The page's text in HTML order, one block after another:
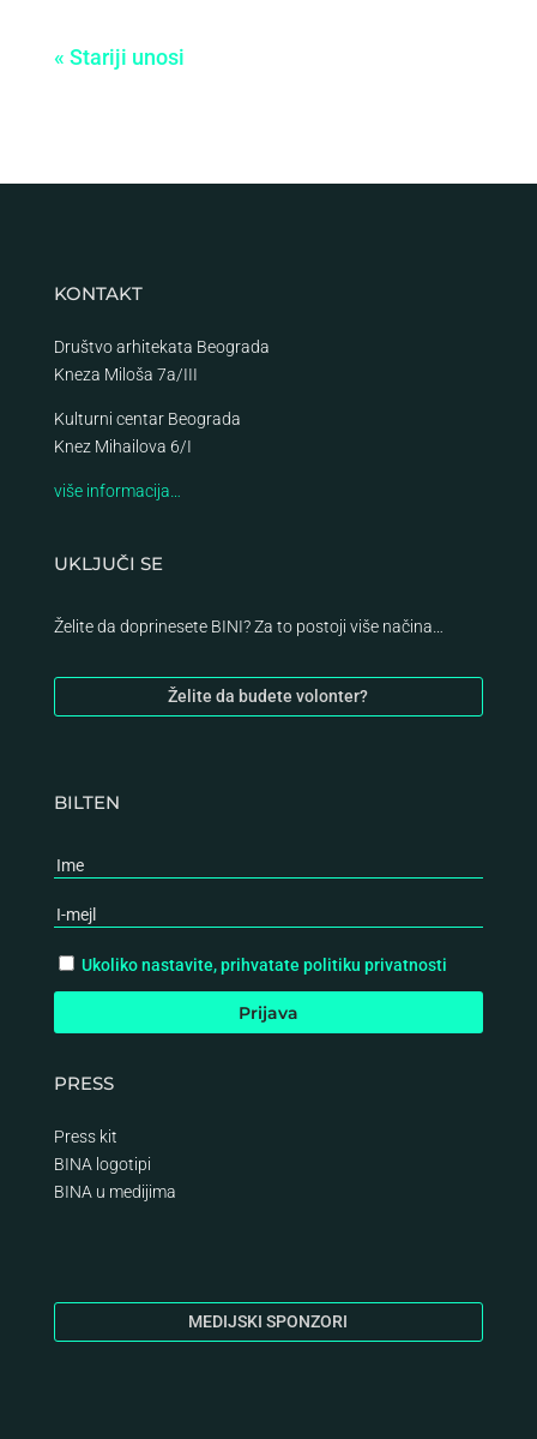
« Stariji unosi
KONTAKT
Društvo arhitekata Beograda
Kneza Miloša 7a/III
Kulturni centar Beograda
Knez Mihailova 6/I
više informacija…
UKLJUČI SE
Želite da doprinesete BINI? Za to postoji više načina…
Želite da budete volonter?
BILTEN
Ukoliko nastavite, prihvatate politiku privatnosti
PRESS
Press kit
BINA logotipi
BINA u medijima
MEDIJSKI SPONZORI